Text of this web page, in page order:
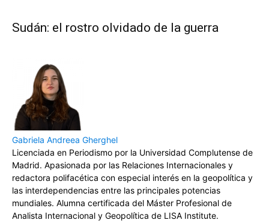
Sudán: el rostro olvidado de la guerra
Gabriela Andreea Gherghel
Licenciada en Periodismo por la Universidad Complutense de
Madrid. Apasionada por las Relaciones Internacionales y
redactora polifacética con especial interés en la geopolítica y
las interdependencias entre las principales potencias
mundiales. Alumna certificada del Máster Profesional de
Analista Internacional y Geopolítica de LISA Institute.